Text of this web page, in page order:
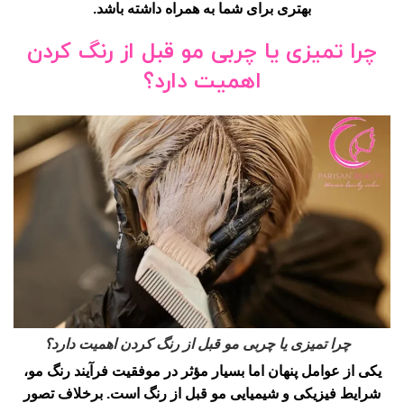
بهتری برای شما به همراه داشته باشد.
چرا تمیزی یا چربی مو قبل از رنگ کردن
اهمیت دارد؟
چرا تمیزی یا چربی مو قبل از رنگ کردن اهمیت دارد؟
یکی از عوامل پنهان اما بسیار مؤثر در موفقیت فرآیند رنگ مو،
شرایط فیزیکی و شیمیایی مو قبل از رنگ است. برخلاف تصور